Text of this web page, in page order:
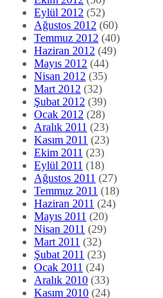
Eylül 2012 (52)
Ağustos 2012 (60)
Temmuz 2012 (40)
Haziran 2012 (49)
Mayıs 2012 (44)
Nisan 2012 (35)
Mart 2012 (32)
Şubat 2012 (39)
Ocak 2012 (28)
Aralık 2011 (23)
Kasım 2011 (23)
Ekim 2011 (23)
Eylül 2011 (18)
Ağustos 2011 (27)
Temmuz 2011 (18)
Haziran 2011 (24)
Mayıs 2011 (20)
Nisan 2011 (29)
Mart 2011 (32)
Şubat 2011 (23)
Ocak 2011 (24)
Aralık 2010 (33)
Kasım 2010 (24)